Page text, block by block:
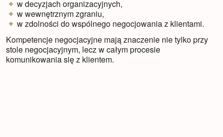
w decyzjach organizacyjnych,
w wewnętrznym zgraniu,
w zdolności do wspólnego negocjowania z klientami.
Kompetencje negocjacyjne mają znaczenie nie tylko przy
stole negocjacyjnym, lecz w całym procesie
komunikowania się z klientem.